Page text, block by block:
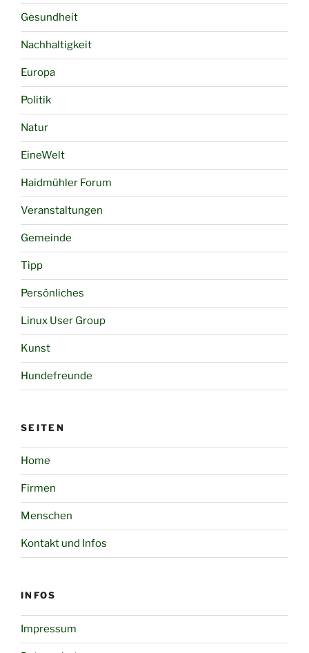
Gesundheit
Nachhaltigkeit
Europa
Politik
Natur
EineWelt
Haidmühler Forum
Veranstaltungen
Gemeinde
Tipp
Persönliches
Linux User Group
Kunst
Hundefreunde
SEITEN
Home
Firmen
Menschen
Kontakt und Infos
INFOS
Impressum